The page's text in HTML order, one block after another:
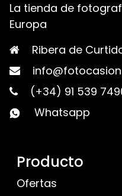
La tienda de
Europa
Ribera de
(+34) 91 539
Whatsapp
Producto
Ofertas